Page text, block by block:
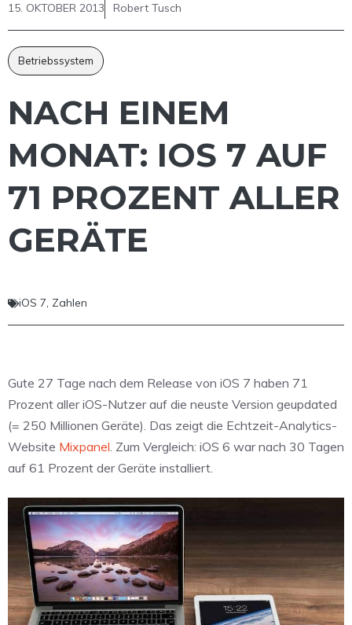
15. OKTOBER 2013 Robert Tusch
Betriebssystem
NACH EINEM
MONAT: IOS 7 AUF
71 PROZENT ALLER
GERÄTE
iOS 7, Zahlen
Gute 27 Tage nach dem Release von iOS 7 haben 71
Prozent aller iOS-Nutzer auf die neuste Version geupdated
(= 250 Millionen Geräte). Das zeigt die Echtzeit-Analytics-
Website Mixpanel. Zum Vergleich: iOS 6 war nach 30 Tagen
auf 61 Prozent der Geräte installiert.